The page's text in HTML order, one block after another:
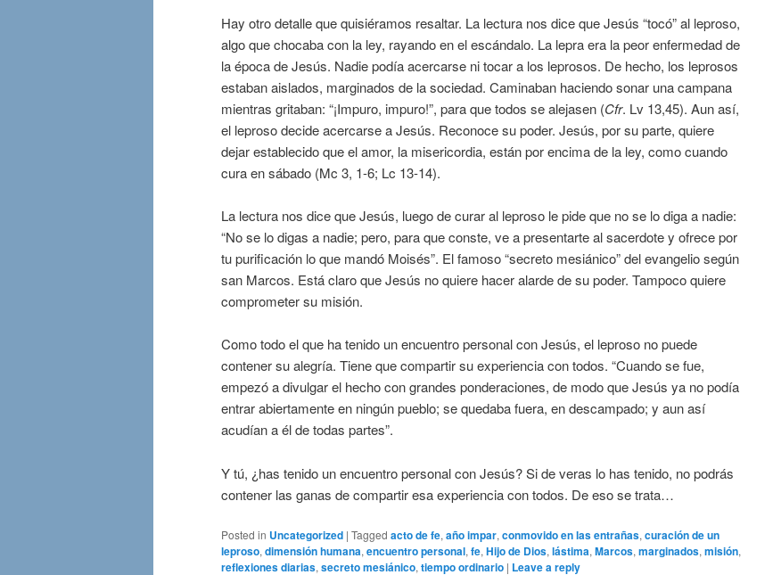
Hay otro detalle que quisiéramos resaltar. La lectura nos dice que Jesús “tocó” al leproso,
algo que chocaba con la ley, rayando en el escándalo. La lepra era la peor enfermedad de
la época de Jesús. Nadie podía acercarse ni tocar a los leprosos. De hecho, los leprosos
estaban aislados, marginados de la sociedad. Caminaban haciendo sonar una campana
mientras gritaban: “¡Impuro, impuro!”, para que todos se alejasen (Cfr. Lv 13,45). Aun así,
el leproso decide acercarse a Jesús. Reconoce su poder. Jesús, por su parte, quiere
dejar establecido que el amor, la misericordia, están por encima de la ley, como cuando
cura en sábado (Mc 3, 1-6; Lc 13-14).
La lectura nos dice que Jesús, luego de curar al leproso le pide que no se lo diga a nadie:
“No se lo digas a nadie; pero, para que conste, ve a presentarte al sacerdote y ofrece por
tu purificación lo que mandó Moisés”. El famoso “secreto mesiánico” del evangelio según
san Marcos. Está claro que Jesús no quiere hacer alarde de su poder. Tampoco quiere
comprometer su misión.
Como todo el que ha tenido un encuentro personal con Jesús, el leproso no puede
contener su alegría. Tiene que compartir su experiencia con todos. “Cuando se fue,
empezó a divulgar el hecho con grandes ponderaciones, de modo que Jesús ya no podía
entrar abiertamente en ningún pueblo; se quedaba fuera, en descampado; y aun así
acudían a él de todas partes”.
Y tú, ¿has tenido un encuentro personal con Jesús? Si de veras lo has tenido, no podrás
contener las ganas de compartir esa experiencia con todos. De eso se trata…
Posted in Uncategorized | Tagged acto de fe, año impar, conmovido en las entrañas, curación de un
leproso, dimensión humana, encuentro personal, fe, Hijo de Dios, lástima, Marcos, marginados, misión,
reflexiones diarias, secreto mesiánico, tiempo ordinario | Leave a reply